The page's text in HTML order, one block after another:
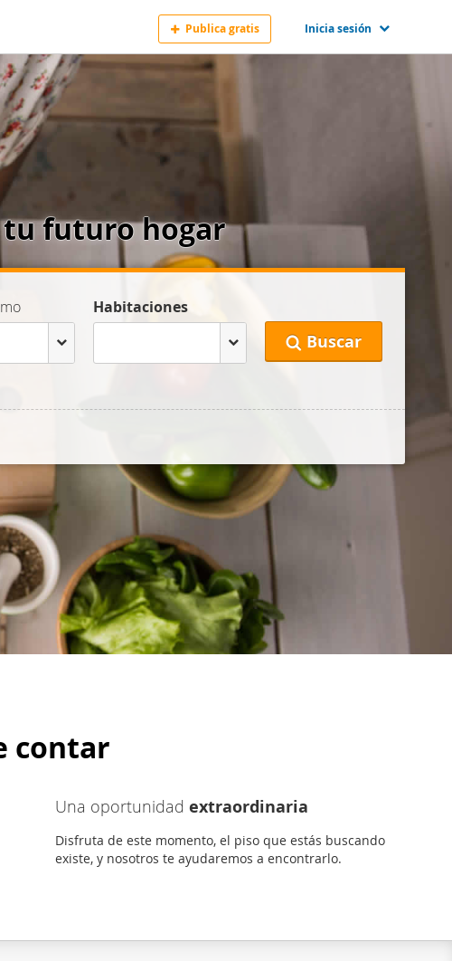
Publica gratis Inicia sesión
tu futuro hogar
Habitaciones
Buscar
contar
Una oportunidadextraordinaria
Disfruta de este momento, el piso que estás buscando
existe, y nosotros te ayudaremos a encontrarlo.